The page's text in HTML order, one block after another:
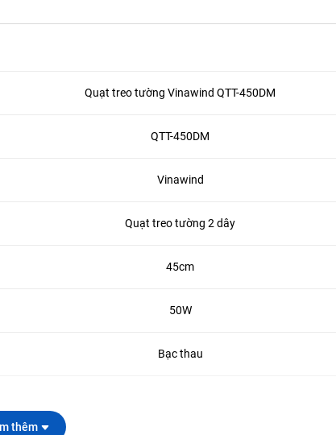
Quạt treo tường Vinawind QTT-450DM
QTT-450DM
Vinawind
Quạt treo tường 2 dây
45cm
50W
Bạc thau
thêm